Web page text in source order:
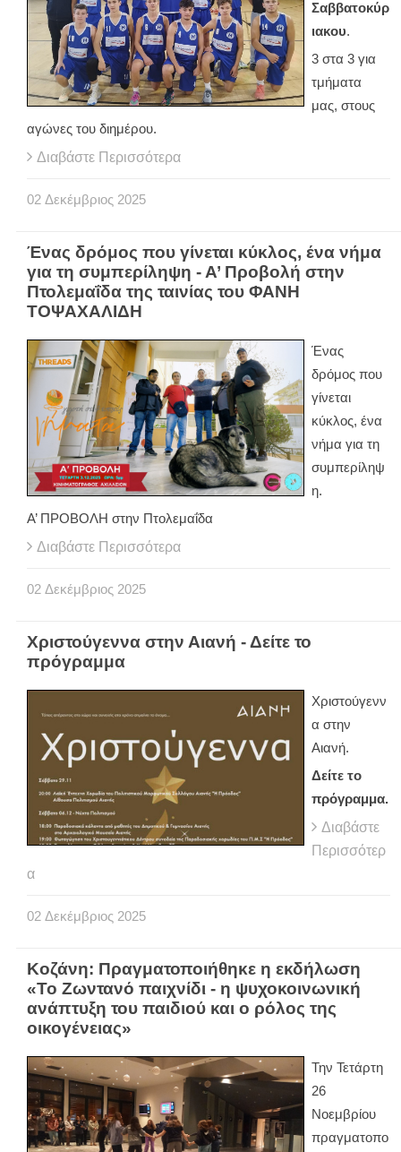
Σαββατοκύρ
ιακου.
3 στα 3 για
τμήματα
μας, στους
αγώνες του διημέρου.
Διαβάστε Περισσότερα
02 Δεκέμβριος 2025
Ένας δρόμος που γίνεται κύκλος, ένα νήμα
για τη συμπερίληψη - Α’ Προβολή στην
Πτολεμαΐδα της ταινίας του ΦΑΝΗ
ΤΟΨΑΧΑΛΙΔΗ
Ένας
δρόμος που
γίνεται
κύκλος, ένα
νήμα για τη
συμπερίληψ
η.
Α’ ΠΡΟΒΟΛΗ στην Πτολεμαΐδα
Διαβάστε Περισσότερα
02 Δεκέμβριος 2025
Χριστούγεννα στην Αιανή - Δείτε το
πρόγραμμα
Χριστούγενν
α στην
Αιανή.
Δείτε το
πρόγραμμα.
Διαβάστε
Περισσότερ
α
02 Δεκέμβριος 2025
Κοζάνη: Πραγματοποιήθηκε η εκδήλωση
«Το Ζωντανό παιχνίδι - η ψυχοκοινωνική
ανάπτυξη του παιδιού και ο ρόλος της
οικογένειας»
Την Τετάρτη
26
Νοεμβρίου
πραγματοπο